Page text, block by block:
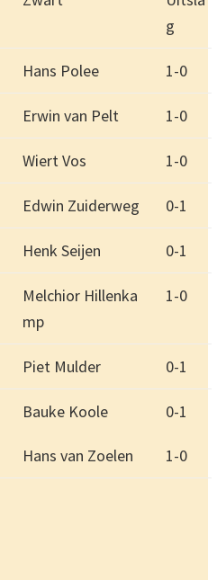
g
Hans Polee 1-0
Erwin van Pelt 1-0
Wiert Vos 1-0
Edwin Zuiderweg 0-1
Henk Seijen 0-1
Melchior Hillenka
mp
1-0
Piet Mulder 0-1
Bauke Koole 0-1
Hans van Zoelen 1-0